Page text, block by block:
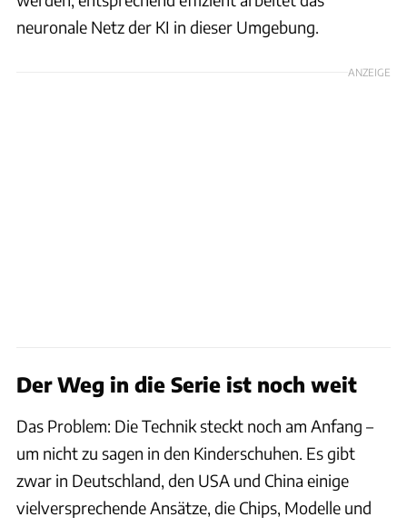
neuronale Netz der KI in dieser Umgebung.
ANZEIGE
Der Weg in die Serie ist noch weit
Das Problem: Die Technik steckt noch am Anfang –
um nicht zu sagen in den Kinderschuhen. Es gibt
zwar in Deutschland, den USA und China einige
vielversprechende Ansätze, die Chips, Modelle und